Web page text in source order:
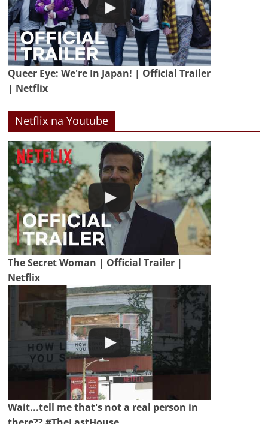
Queer Eye: We're In Japan! | Official Trailer
| Netflix
Netflix na Youtube
The Secret Woman | Official Trailer |
Netflix
Wait...tell me that's not a real person in